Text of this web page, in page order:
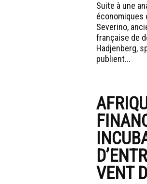
Suite à une
économiques
Severino,
française de
Hadjenberg,
publient...
VENT